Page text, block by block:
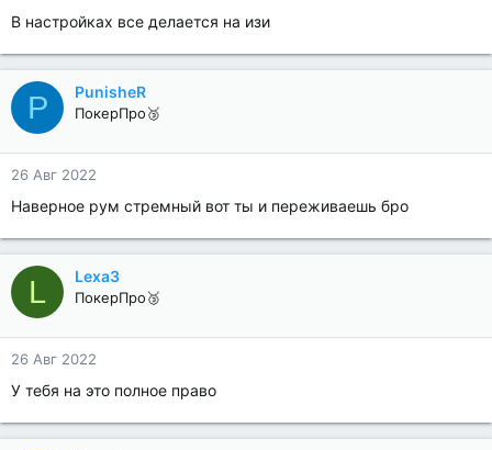
В настройках все делается на изи
P PunisheR
ПокерПро🥉
26 Авг 2022
Наверное рум стремный вот ты и переживаешь бро
L Lexa3
ПокерПро🥉
26 Авг 2022
У тебя на это полное право